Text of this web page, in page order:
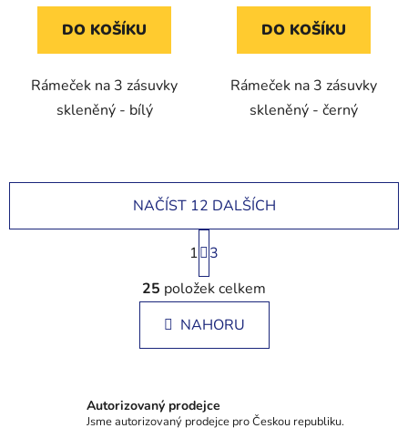
DO KOŠÍKU
Rámeček na 3 zásuvky
skleněný - bílý
DO KOŠÍKU
Rámeček na 3 zásuvky
skleněný - černý
O
v
l
á
d
í
NAČÍST 12 DALŠÍCH
S
t
r
á
n
k
í
1
3
25 položek celkem
NAHORU
Autorizovaný prodejce
Jsme autorizovaný prodejce pro Českou republiku.